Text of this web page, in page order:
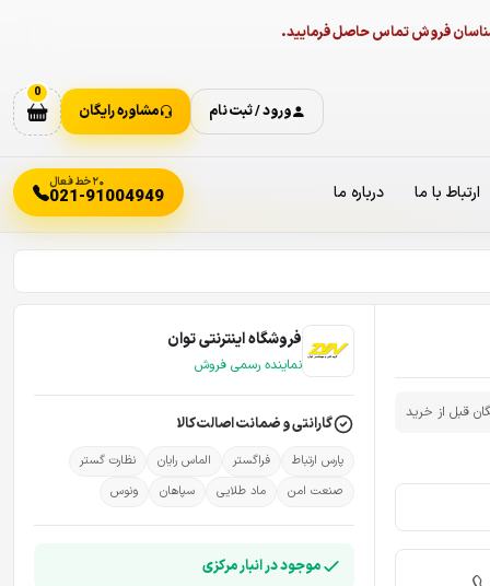
فروش تماس حاصل فرمایید.
ورود / ثبت نام مشاوره رایگان
0
ارتباط با ما درباره ما ۲۰ خط فعال
021-91004949
قبل از خرید
فروشگاه اینترنتی توان
نماینده رسمی فروش
گارانتی و ضمانت اصالت کالا
پارس ارتباط فراگستر الماس رایان
نظارت گستر
صنعت امن
ماد طلایی سپاهان ونوس
موجود در انبار مرکزی